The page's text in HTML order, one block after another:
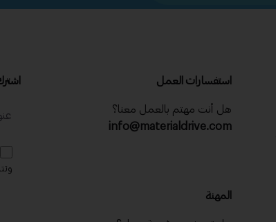
استفسارات العمل
هل أنت مهتم بالعمل معنا؟
info@materialdrive.com
المهنة